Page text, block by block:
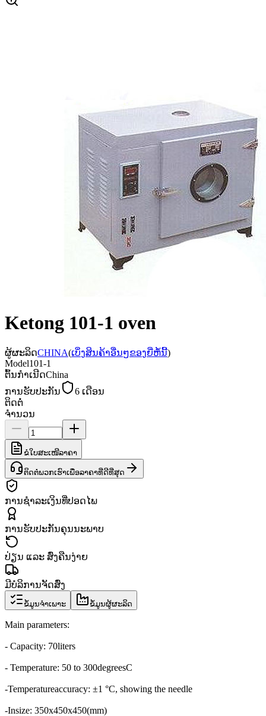
Ketong 101-1 oven
ຜູ້ຜະລິດCHINA(ເບິ່ງສິນຄ້າອື່ນໆຂອງຍີ່ຫໍ້ນີ້)
Model101-1
ຕົ້ນກຳເນີດChina
ການຮັບປະກັນ
6 ເດືອນ
ຕິດຕໍ່
ຈຳນວນ
ຂໍໃບສະເໜີລາຄາ
ຕິດຕໍ່ພວກເຮົາເພື່ອລາຄາທີ່ດີທີ່ສຸດ
ການຊຳລະເງິນທີ່ປອດໄພ
ການຮັບປະກັນຄຸນນະພາບ
ປ່ຽນ ແລະ ສົ່ງຄືນງ່າຍ
ມີບໍລິການຈັດສົ່ງ
ຂໍ້ມູນຈຳເພາະ ຂໍ້ມູນຜູ້ຜະລິດ
Main parameters:
- Capacity: 70liters
- Temperature: 50 to 300degreesC
-Temperatureaccuracy: ±1 °C, showing the needle
-Insize: 350x450x450(mm)